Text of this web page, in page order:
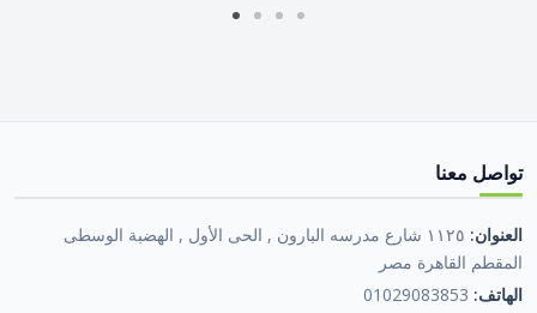
تواصل معنا
العنوان:
١١٢٥ شارع مدرسه البارون , الحى الأول , الهضبة الوسطى
المقطم القاهرة مصر
الهاتف: 01029083853